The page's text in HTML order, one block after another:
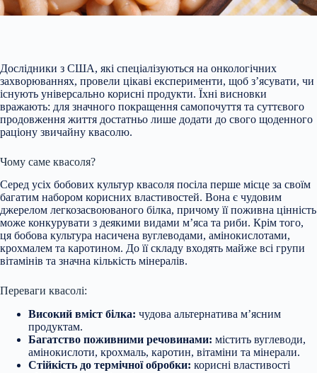
Дослідники з США, які спеціалізуються на онкологічних
захворюваннях, провели цікаві експерименти, щоб з’ясувати, чи
існують універсально корисні продукти. Їхні висновки
вражають: для значного покращення самопочуття та суттєвого
продовження життя достатньо лише додати до свого щоденного
раціону звичайну квасолю.
Чому саме квасоля?
Серед усіх бобових культур квасоля посіла перше місце за своїм
багатим набором корисних властивостей. Вона є чудовим
джерелом легкозасвоюваного білка, причому її поживна цінність
може конкурувати з деякими видами м’яса та риби. Крім того,
ця бобова культура насичена вуглеводами, амінокислотами,
крохмалем та каротином. До її складу входять майже всі групи
вітамінів та значна кількість мінералів.
Переваги квасолі:
Високий вміст білка: чудова альтернатива м’ясним
продуктам.
Багатство поживними речовинами: містить вуглеводи,
амінокислоти, крохмаль, каротин, вітаміни та мінерали.
Стійкість до термічної обробки: корисні властивості